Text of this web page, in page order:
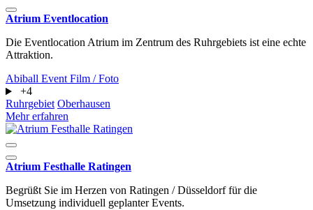
Atrium Eventlocation
Die Eventlocation Atrium im Zentrum des Ruhrgebiets ist eine echte
Attraktion.
Abiball Event Film / Foto
+4
Ruhrgebiet Oberhausen
Mehr erfahren
Atrium Festhalle Ratingen
Begrüßt Sie im Herzen von Ratingen / Düsseldorf für die
Umsetzung individuell geplanter Events.